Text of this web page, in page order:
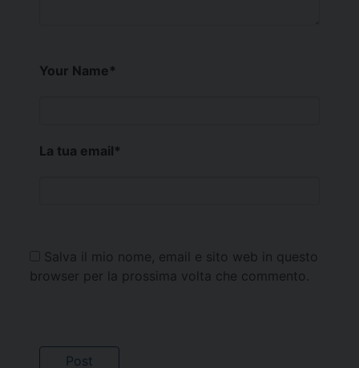
Your Name*
La tua email*
Salva il mio nome, email e sito web in questo
browser per la prossima volta che commento.